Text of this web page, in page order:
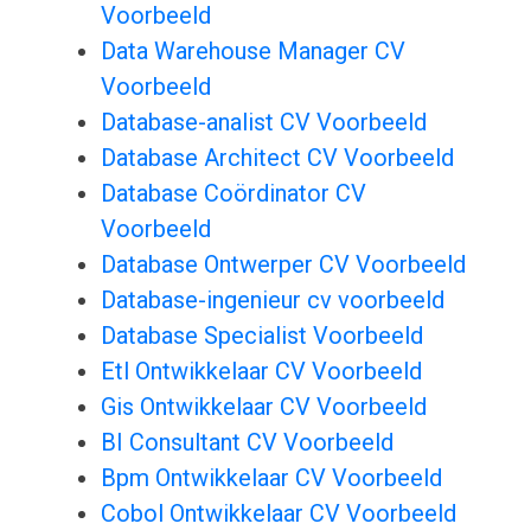
Voorbeeld
Data Warehouse Manager CV
Voorbeeld
Database-analist CV Voorbeeld
Database Architect CV Voorbeeld
Database Coördinator CV
Voorbeeld
Database Ontwerper CV Voorbeeld
Database-ingenieur cv voorbeeld
Database Specialist Voorbeeld
Etl Ontwikkelaar CV Voorbeeld
Gis Ontwikkelaar CV Voorbeeld
BI Consultant CV Voorbeeld
Bpm Ontwikkelaar CV Voorbeeld
Cobol Ontwikkelaar CV Voorbeeld